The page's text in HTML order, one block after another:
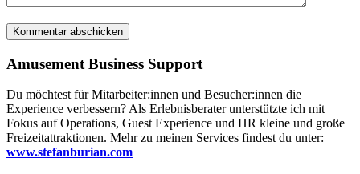
Amusement Business Support
Du möchtest für Mitarbeiter:innen und Besucher:innen die
Experience verbessern? Als Erlebnisberater unterstützte ich mit
Fokus auf Operations, Guest Experience und HR kleine und große
Freizeitattraktionen. Mehr zu meinen Services findest du unter:
www.stefanburian.com